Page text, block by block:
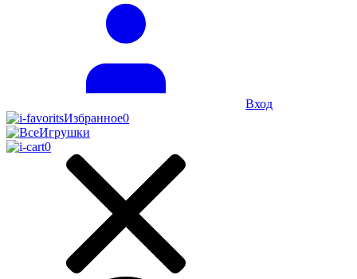
Вход
Избранное0
0